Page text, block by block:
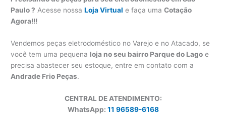
Paulo ? Acesse nossaLoja Virtual e faça umaCotação
Agora!!!
Vendemos peças eletrodoméstico no Varejo e no Atacado, se
você tem uma pequena loja no seu bairro Parque do Lago e
precisa abastecer seu estoque, entre em contato com a
Andrade Frio Peças.
CENTRAL DE ATENDIMENTO:
WhatsApp: 11 96589-6168